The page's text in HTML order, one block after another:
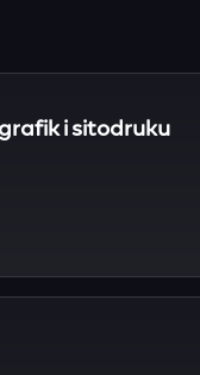
i sitodruku